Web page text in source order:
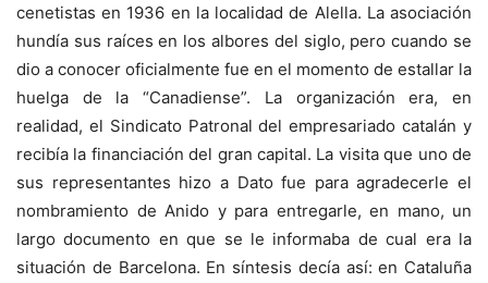
cenetistas en 1936 en la localidad de Alella. La asociación
hundía sus raíces en los albores del siglo, pero cuando se
dio a conocer oficialmente fue en el momento de estallar la
huelga de la “Canadiense”. La organización era, en
realidad, el Sindicato Patronal del empresariado catalán y
recibía la financiación del gran capital. La visita que uno de
sus representantes hizo a Dato fue para agradecerle el
nombramiento de Anido y para entregarle, en mano, un
largo documento en que se le informaba de cual era la
situación de Barcelona. En síntesis decía así: en Cataluña